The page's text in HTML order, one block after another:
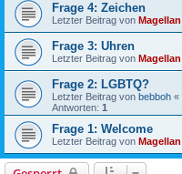
Frage 4: Zeichen
Letzter Beitrag von Magellan
Frage 3: Uhren
Letzter Beitrag von Magellan
Frage 2: LGBTQ?
Letzter Beitrag von bebboh «
Antworten: 1
Frage 1: Welcome
Letzter Beitrag von Magellan